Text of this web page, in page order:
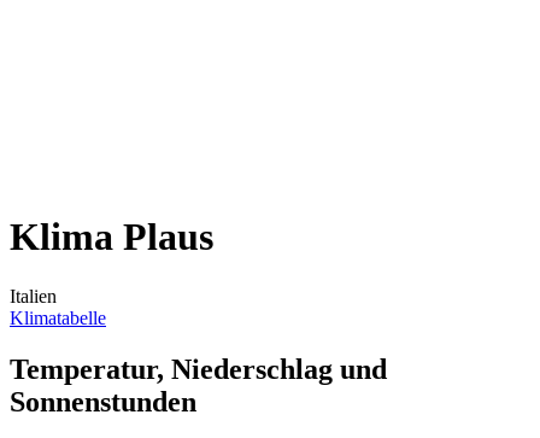
Klima Plaus
Italien
Klimatabelle
Temperatur, Niederschlag und
Sonnenstunden